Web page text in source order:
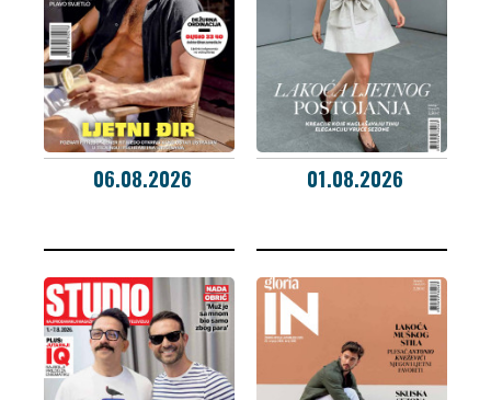
06.08.2026 01.08.2026